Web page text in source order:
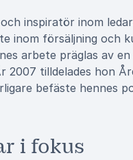
inspiratör inom
inom försäljning och
arbete präglas av
tilldelades hon
befäste hennes
i fokus